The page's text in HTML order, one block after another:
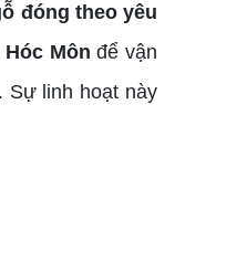
đóng theo yêu
Môn để vận
Sự linh hoạt này